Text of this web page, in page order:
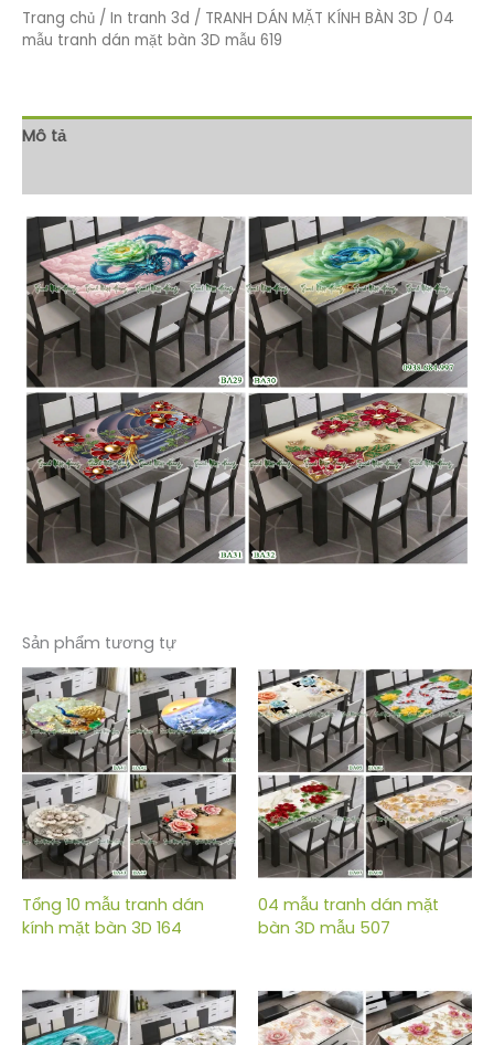
Trang chủ / In tranh 3d / TRANH DÁN MẶT KÍNH BÀN 3D / 04
mẫu tranh dán mặt bàn 3D mẫu 619
Mô tả
Sản phẩm tương tự
Tổng 10 mẫu tranh dán
kính mặt bàn 3D 164
04 mẫu tranh dán mặt
bàn 3D mẫu 507